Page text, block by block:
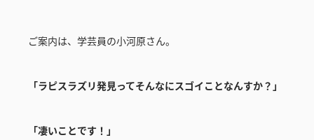
ご案内は、学芸員の小河原さん。
「ラピスラズリ発見ってそんなにスゴイことなんすか？」
「凄いことです！」